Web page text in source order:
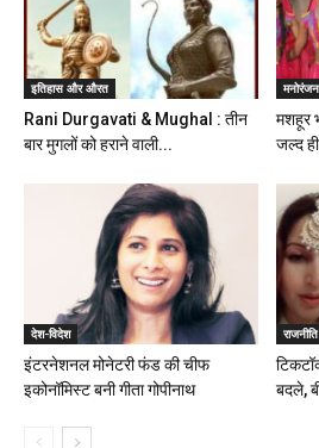
इतिहास और औरत
Rani Durgavati & Mughal : तीन
बार मुगलों को हराने वाली...
मनोरंजन
मशहूर
जल्द
देश-विदेश
इंटरनेशनल मोनेटरी फंड की चीफ
इकोनॉमिस्ट बनी गीता गोपीनाथ
राजनीति
बदले,